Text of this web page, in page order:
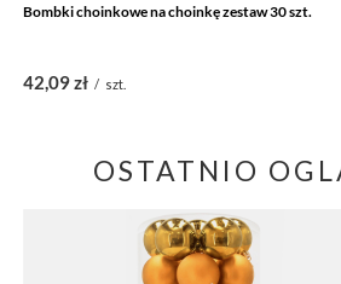
Bombki choinkowe na choinkę zestaw 30 szt.
42,09 zł / szt.
OSTATNIO